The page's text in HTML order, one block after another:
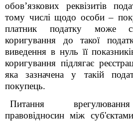
обовʼязкових реквізитів
тому числі щодо особи –
платник податку може
коригування до такої
виведення в нуль її
коригування підлягає
яка зазначена у такій
покупець.
Питання
правовідносин між